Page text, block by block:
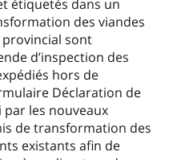
étiquetés dans un
des viandes
sont
d’inspection des
hors de
Déclaration de
les nouveaux
de transformation des
existants afin de